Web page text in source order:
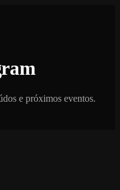
e próximos eventos.